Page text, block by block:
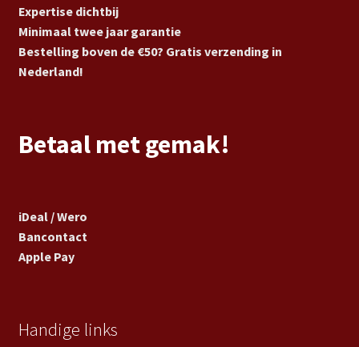
Expertise dichtbij
Minimaal twee jaar garantie
Bestelling boven de €50? Gratis verzending in
Nederland!
Betaal met gemak!
iDeal / Wero
Bancontact
Apple Pay
Handige links